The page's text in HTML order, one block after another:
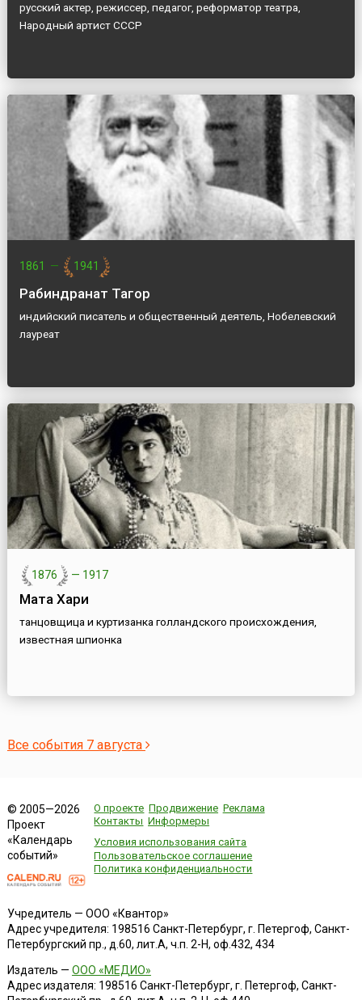
русский актер, режиссер, педагог, реформатор театра,
Народный артист СССР
1861 — 1941
Рабиндранат Тагор
индийский писатель и общественный деятель, Нобелевский
лауреат
1876 — 1917
Мата Хари
танцовщица и куртизанка голландского происхождения,
известная шпионка
Все события 7 августа
© 2005—2026
Проект
«Календарь
событий»
О проекте Продвижение Реклама
Контакты Информеры
Условия использования сайта
Пользовательское соглашение
Политика конфиденциальности
Учредитель — ООО «Квантор»
Адрес учредителя: 198516 Санкт-Петербург, г. Петергоф, Санкт-
Петербургский пр., д.60, лит.А, ч.п. 2-Н, оф.432, 434
Издатель — ООО «МЕДИО»
Адрес издателя: 198516 Санкт-Петербург, г. Петергоф, Санкт-